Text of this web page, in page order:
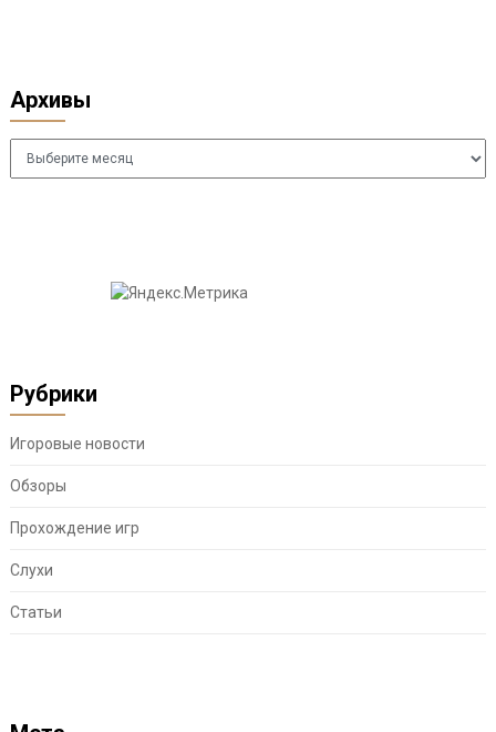
Архивы
Архивы
Рубрики
Игоровые новости
Обзоры
Прохождение игр
Слухи
Статьи